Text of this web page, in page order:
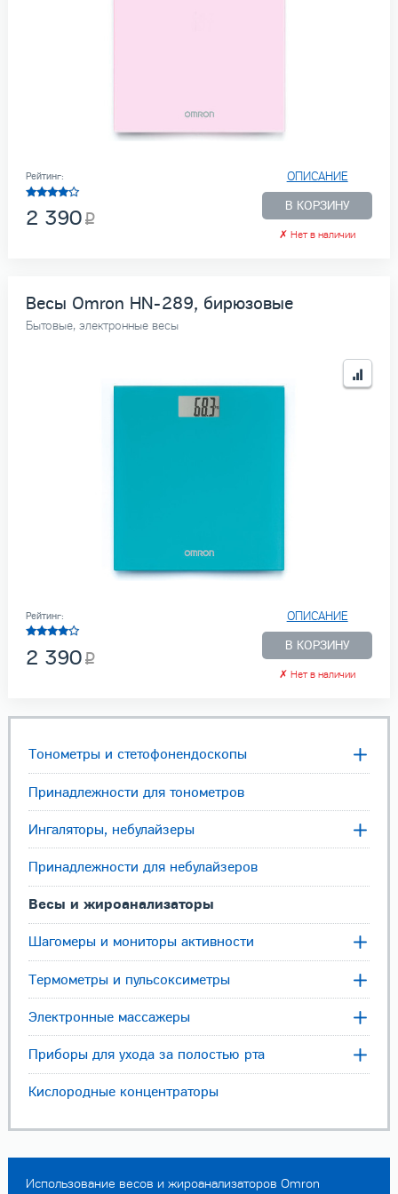
Тонометры и стетофонендоскопы
Принадлежности для тонометров
Ингаляторы, небулайзеры
Принадлежности для небулайзеров
Весы и жироанализаторы
Шагомеры и мониторы активности
Термометры и пульсоксиметры
Электронные массажеры
Приборы для ухода за полостью рта
Кислородные концентраторы
Использование весов и жироанализаторов Omron
ОПИСАНИЕ
В КОРЗИНУ
✗ Нет в наличии
Рейтинг:
2 390
Весы Omron HN-289, бирюзовые
Бытовые, электронные весы
ОПИСАНИЕ
В КОРЗИНУ
✗ Нет в наличии
Рейтинг:
2 390